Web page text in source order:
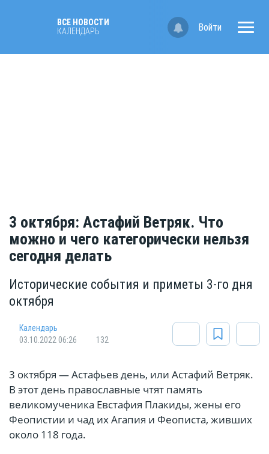
ВСЕ НОВОСТИ
КАЛЕНДАРЬ
Войти
3 октября: Астафий Ветряк. Что
можно и чего категорически нельзя
сегодня делать
Исторические события и приметы 3-го дня
октября
Календарь
03.10.2022 06:26
132
3 октября — Астафьев день, или Астафий Ветряк.
В этот день православные чтят память
великомученика Евстафия Плакиды, жены его
Феопистии и чад их Агапия и Феописта, живших
около 118 года.